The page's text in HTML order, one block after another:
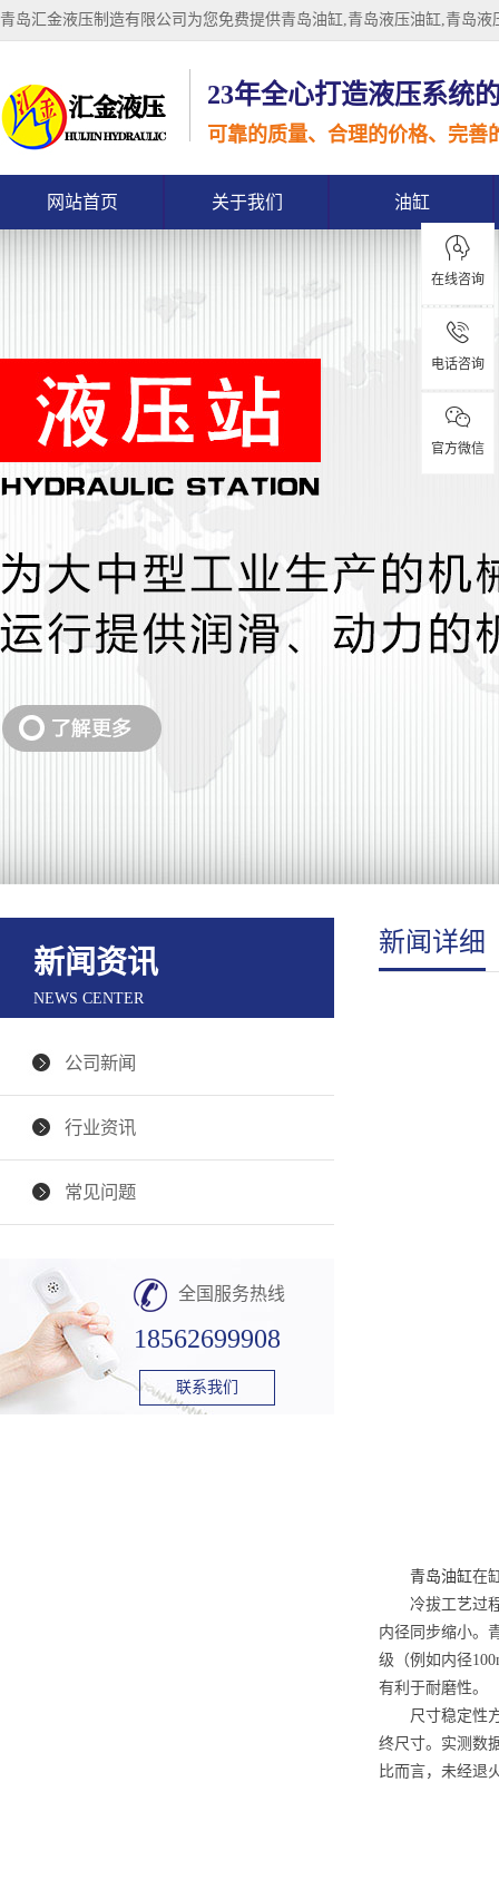
青岛汇金液压制造有限公司为您免费提供青岛油缸,青岛液压油缸,青岛液
23年全心打造液压系统
可靠的质量、合理的价格、完善
网站首页 关于我们 油缸
新闻资讯
NEWS CENTER
公司新闻
行业资讯
常见问题
全国服务热线
18562699908
联系我们
新闻详细
青岛油缸在
冷拔工艺过
内径同步缩小。
级（例如内径
有利于耐磨性。
尺寸稳定性
终尺寸。实测数
比而言，未经退
在线咨询
电话咨询
官方微信